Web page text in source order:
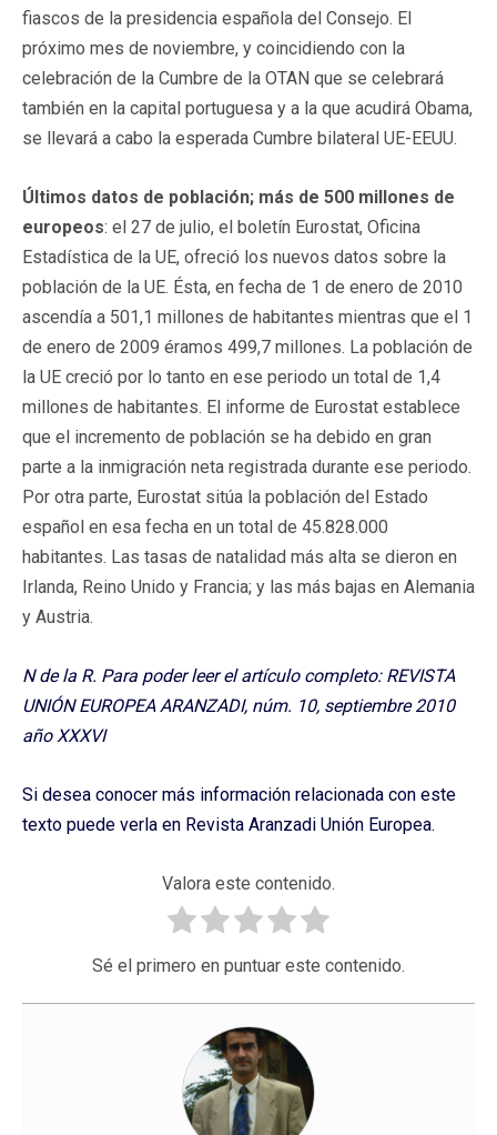
fiascos de la presidencia española del Consejo. El
próximo mes de noviembre, y coincidiendo con la
celebración de la Cumbre de la OTAN que se celebrará
también en la capital portuguesa y a la que acudirá Obama,
se llevará a cabo la esperada Cumbre bilateral UE-EEUU.
Últimos datos de población; más de 500 millones de
europeos: el 27 de julio, el boletín Eurostat, Oficina
Estadística de la UE, ofreció los nuevos datos sobre la
población de la UE. Ésta, en fecha de 1 de enero de 2010
ascendía a 501,1 millones de habitantes mientras que el 1
de enero de 2009 éramos 499,7 millones. La población de
la UE creció por lo tanto en ese periodo un total de 1,4
millones de habitantes. El informe de Eurostat establece
que el incremento de población se ha debido en gran
parte a la inmigración neta registrada durante ese periodo.
Por otra parte, Eurostat sitúa la población del Estado
español en esa fecha en un total de 45.828.000
habitantes. Las tasas de natalidad más alta se dieron en
Irlanda, Reino Unido y Francia; y las más bajas en Alemania
y Austria.
N de la R. Para poder leer el artículo completo: REVISTA
UNIÓN EUROPEA ARANZADI, núm. 10, septiembre 2010
año XXXVI
Si desea conocer más información relacionada con este
texto puede verla en Revista Aranzadi Unión Europea.
Valora este contenido.
Sé el primero en puntuar este contenido.